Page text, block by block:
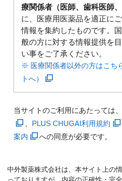
療関係者（医師、歯科医師、
に、医療用医薬品を適正に
情報を集約したものです。
般の方に対する情報提供を
い事をご了承ください。
※ 医療関係者以外の方はこち
トへ）
当サイトのご利用にあたっては、
PLUS CHUGAI利用規約
案内
への同意が必要です。
中外製薬株式会社は、本サイト上の
っておりますが、内容の正確性・完